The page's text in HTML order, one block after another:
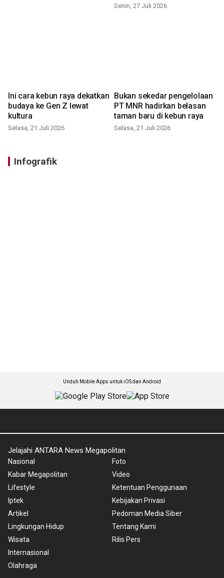
Senin, 27 Juli 2026
Ini cara kebun raya dekatkan
budaya ke Gen Z lewat
kultura
Selasa, 21 Juli 2026
Bukan sekedar pengelolaan
PT MNR hadirkan belasan
taman baru di kebun raya
Selasa, 21 Juli 2026
Infografik
Unduh Mobile Apps untuk iOS dan Android
Jelajahi ANTARA News Megapolitan
Nasional
Kabar Megapolitan
Lifestyle
Iptek
Artikel
Lingkungan Hidup
Wisata
Internasional
Olahraga
Foto
Video
Ketentuan Penggunaan
Kebijakan Privasi
Pedoman Media Siber
Tentang Kami
Rilis Pers